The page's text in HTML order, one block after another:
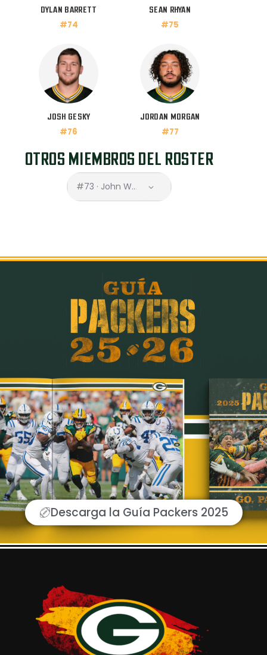
DYLAN BARRETT
#74
SEAN RHYAN
#75
JOSH GESKY
#76
JORDAN MORGAN
#77
OTROS MIEMBROS DEL ROSTER
Descarga la Guía Packers 2025